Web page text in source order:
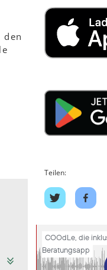
Teilen:
Auf
Twitter
Auf
Facebook